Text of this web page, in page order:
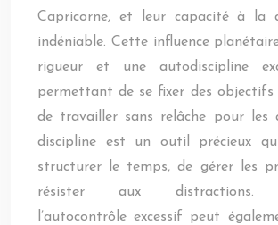
Capricorne, et leur capacité à la
indéniable. Cette influence
rigueur et une autodiscipline
permettant de se fixer des
de travailler sans relâche pour les
discipline est un outil précieux
structurer le temps, de gérer les
résister aux distractions.
l’autocontrôle excessif peut